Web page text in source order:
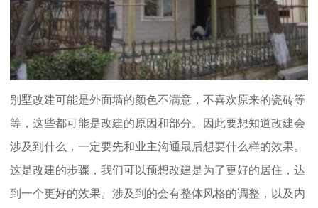
别墅改建可能是外面墙的颜色不满意，不喜欢原来的瓷砖等
等，这些都可能是改建的原因和部分。因此要想知道改建会
涉及到什么，一定要先和业主沟通最后想要什么样的效果。
这是改建的步骤，我们可以预想改建是为了更好的居住，达
到一个更好的效果。涉及到的会有整体风格的调整，以及内